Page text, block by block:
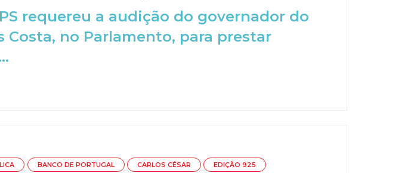
requereu a audição do governador do
Costa, no Parlamento, para prestar
BANCO DE PORTUGAL CARLOS CÉSAR EDIÇÃO 925